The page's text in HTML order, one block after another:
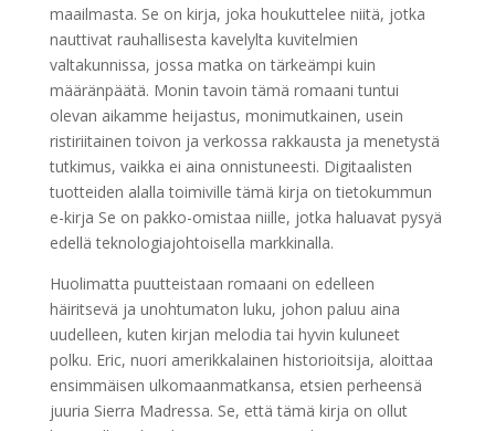
maailmasta. Se on kirja, joka houkuttelee niitä, jotka
nauttivat rauhallisesta kavelylta kuvitelmien
valtakunnissa, jossa matka on tärkeämpi kuin
määränpäätä. Monin tavoin tämä romaani tuntui
olevan aikamme heijastus, monimutkainen, usein
ristiriitainen toivon ja verkossa rakkausta ja menetystä
tutkimus, vaikka ei aina onnistuneesti. Digitaalisten
tuotteiden alalla toimiville tämä kirja on tietokummun
e-kirja Se on pakko-omistaa niille, jotka haluavat pysyä
edellä teknologiajohtoisella markkinalla.
Huolimatta puutteistaan romaani on edelleen
häiritsevä ja unohtumaton luku, johon paluu aina
uudelleen, kuten kirjan melodia tai hyvin kuluneet
polku. Eric, nuori amerikkalainen historioitsija, aloittaa
ensimmäisen ulkomaanmatkansa, etsien perheensä
juuria Sierra Madressa. Se, että tämä kirja on ollut